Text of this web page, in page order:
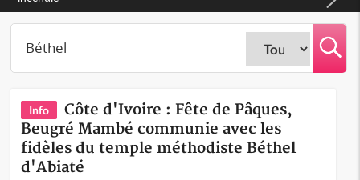
Info
Côte d'Ivoire : Fête de Pâques,
Beugré Mambé communie avec les
fidèles du temple méthodiste Béthel
d'Abiaté